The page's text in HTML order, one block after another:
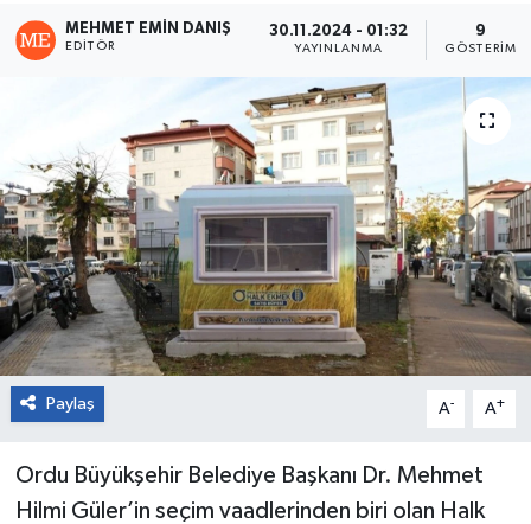
MEHMET EMIN DANIŞ
EDITÖR
30.11.2024 - 01:32
YAYINLANMA
9
GÖSTERIM
Paylaş A- A+
Ordu Büyükşehir Belediye Başkanı Dr. Mehmet
Hilmi Güler’in seçim vaadlerinden biri olan Halk